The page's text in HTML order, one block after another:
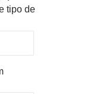
tipo de